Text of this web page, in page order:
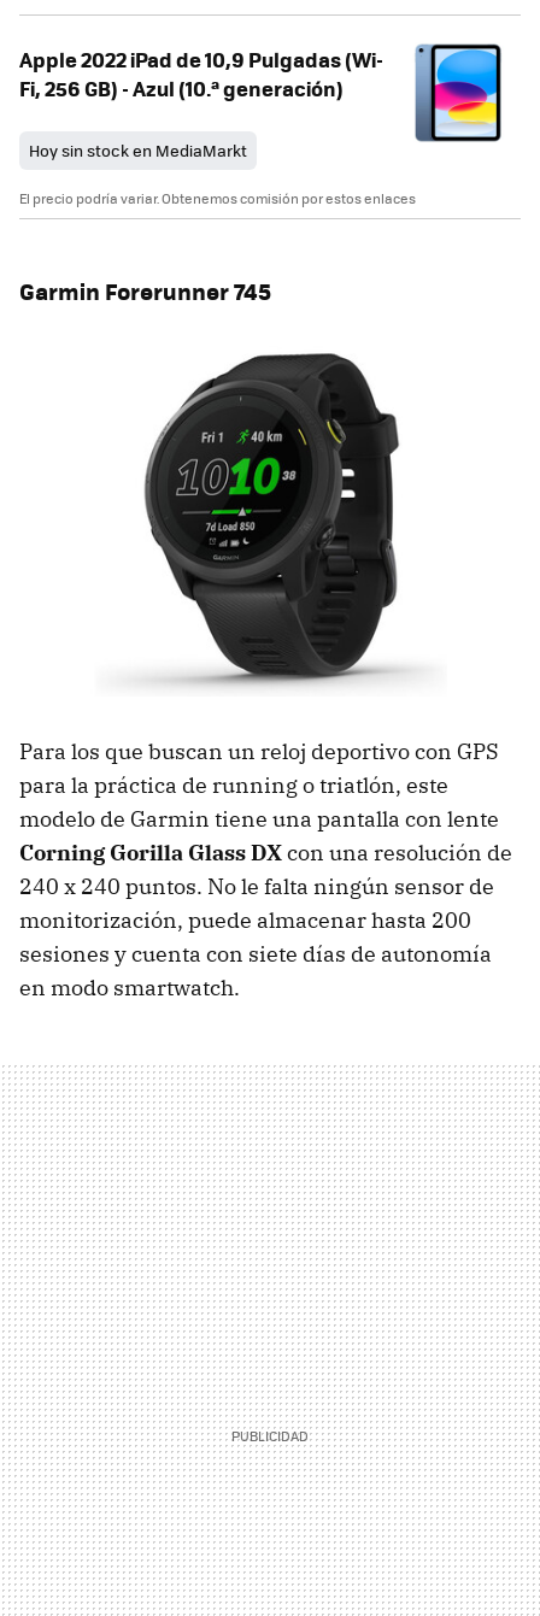
Apple 2022 iPad de 10,9 Pulgadas (Wi-
Fi, 256 GB) - Azul (10.ª generación)
Hoy sin stock en MediaMarkt
El precio podría variar. Obtenemos comisión por estos enlaces
Garmin Forerunner 745
Para los que buscan un reloj deportivo con GPS
para la práctica de running o triatlón, este
modelo de Garmin tiene una pantalla con lente
Corning Gorilla Glass DXcon una resolución de
240 x 240 puntos. No le falta ningún sensor de
monitorización, puede almacenar hasta 200
sesiones y cuenta con siete días de autonomía
en modo smartwatch.